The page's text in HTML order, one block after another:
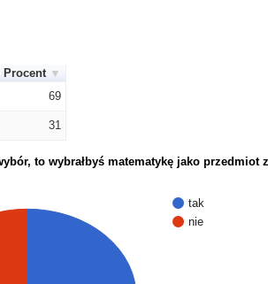
Procent
69
31
to wybrałbyś matematykę jako przedmiot
tak
nie